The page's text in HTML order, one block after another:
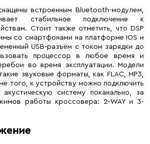
встроенным Bluetooth-модулем,
стабильное подключение к
Стоит также отметить, что DSP
со смартфонами на платформе IOS и
USB-разъём с током зарядки до
процессор в любое время и
во время эксплуатации. Модели
звуковые форматы, как FLAC, MP3,
того, к устройству можно подключить
систему поканально, за
работы кроссовера: 2-WAY и 3-